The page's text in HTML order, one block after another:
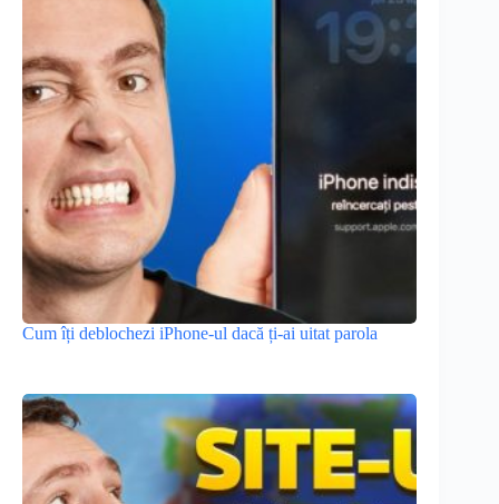
Cum îți deblochezi iPhone-ul dacă ți-ai uitat parola